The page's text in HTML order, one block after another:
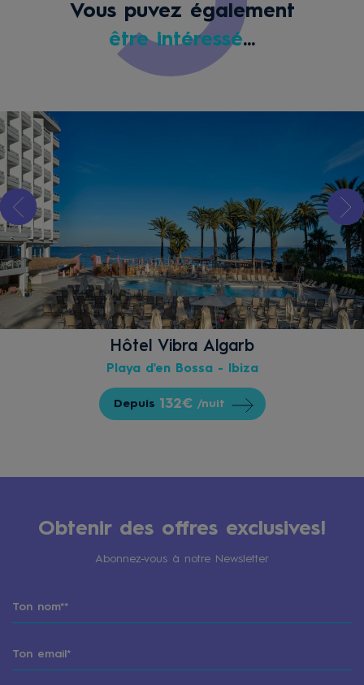
Vous puvez également
être intéressé...
Hôtel Vibra Algarb
Playa d'en Bossa - Ibiza
Depuis 132€ /nuit
Obtenir des offres exclusives!
Abonnez-vous à notre Newsletter